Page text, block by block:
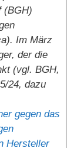
(BGH)
Im März
der die
(vgl. BGH,
24, dazu
gegen das
Hersteller